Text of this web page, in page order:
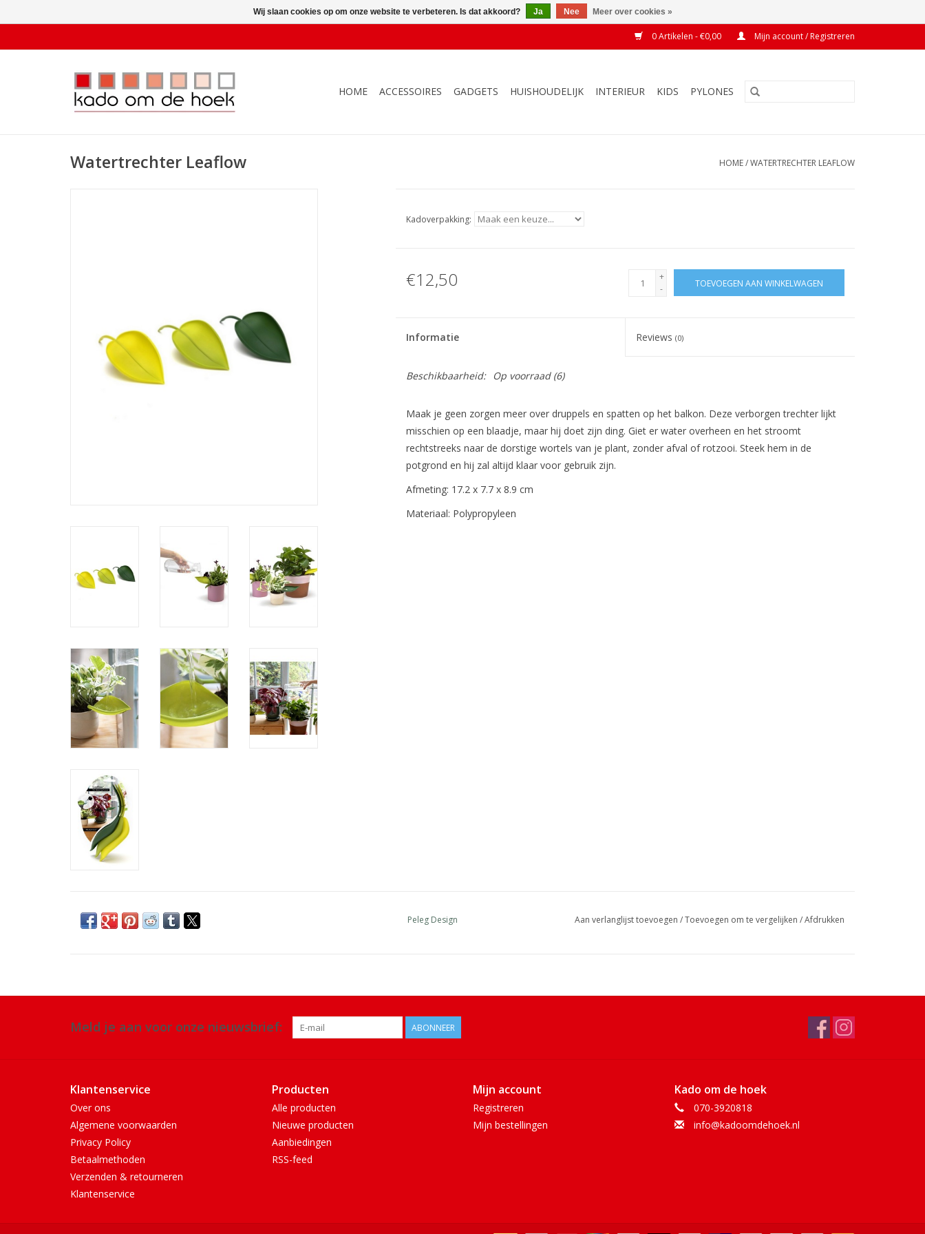
0 Artikelen - €0,00 Mijn account / Registreren
HOME ACCESSOIRES GADGETS HUISHOUDELIJK INTERIEUR KIDS PYLONES
Watertrechter Leaflow HOME/WATERTRECHTER LEAFLOW
Kadoverpakking:
€12,50
+
-
TOEVOEGEN AAN WINKELWAGEN
Informatie Reviews(0)
Beschikbaarheid: Op voorraad(6)
Maak je geen zorgen meer over druppels en spatten op het balkon. Deze verborgen trechter lijkt
misschien op een blaadje, maar hij doet zijn ding. Giet er water overheen en het stroomt
rechtstreeks naar de dorstige wortels van je plant, zonder afval of rotzooi. Steek hem in de
potgrond en hij zal altijd klaar voor gebruik zijn.
Afmeting: 17.2 x 7.7 x 8.9 cm
Materiaal: Polypropyleen
Peleg Design Aan verlanglijst toevoegen /Toevoegen om te vergelijken /Afdrukken
Meld je aan voor onze nieuwsbrief: ABONNEER
Klantenservice
Over ons
Algemene voorwaarden
Privacy Policy
Betaalmethoden
Verzenden & retourneren
Klantenservice
Producten
Alle producten
Nieuwe producten
Aanbiedingen
RSS-feed
Mijn account
Registreren
Mijn bestellingen
Kado om de hoek
070-3920818
info@kadoomdehoek.nl
Wij slaan cookies op om onze website te verbeteren. Is dat akkoord? Ja Nee Meer over cookies »